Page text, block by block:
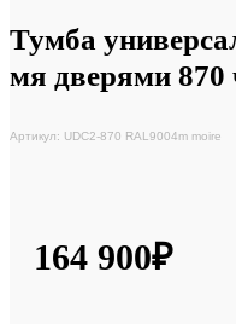
Тумба
мя дверями 870
Артикул: UDC2-870 RAL9004m moire
164 900₽